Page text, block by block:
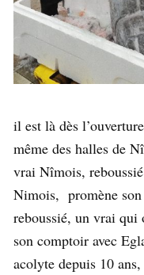
il est là dès
même des halles de
vrai Nîmois,
Nimois, promène son
reboussié, un vrai qui
son comptoir avec
acolyte depuis 10